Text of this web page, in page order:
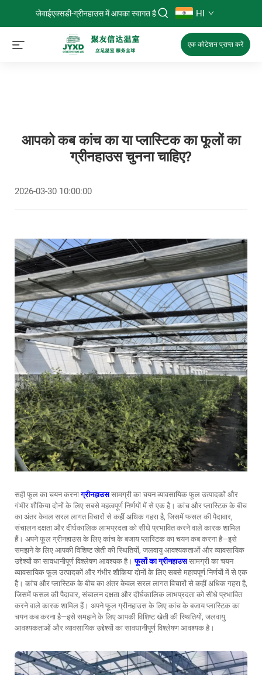
जेवाईएक्सडी-ग्रीनहाउस में आपका स्वागत है HI
एक कोटेशन प्राप्त करें
आपको कब कांच का या प्लास्टिक का फूलों का
ग्रीनहाउस चुनना चाहिए?
2026-03-30 10:00:00
सही फूल का चयन करनाग्रीनहाउससामग्री का चयन व्यावसायिक फूल उत्पादकों और
गंभीर शौकिया दोनों के लिए सबसे महत्वपूर्ण निर्णयों में से एक है। कांच और प्लास्टिक के बीच
का अंतर केवल सरल लागत विचारों से कहीं अधिक गहरा है, जिसमें फसल की पैदावार,
संचालन दक्षता और दीर्घकालिक लाभप्रदता को सीधे प्रभावित करने वाले कारक शामिल
हैं। अपने फूल ग्रीनहाउस के लिए कांच के बजाय प्लास्टिक का चयन कब करना है—इसे
समझने के लिए आपकी विशिष्ट खेती की स्थितियों, जलवायु आवश्यकताओं और व्यावसायिक
उद्देश्यों का सावधानीपूर्ण विश्लेषण आवश्यक है।फूलों का ग्रीनहाउससामग्री का चयन
व्यावसायिक फूल उत्पादकों और गंभीर शौकिया दोनों के लिए सबसे महत्वपूर्ण निर्णयों में से एक
है। कांच और प्लास्टिक के बीच का अंतर केवल सरल लागत विचारों से कहीं अधिक गहरा है,
जिसमें फसल की पैदावार, संचालन दक्षता और दीर्घकालिक लाभप्रदता को सीधे प्रभावित
करने वाले कारक शामिल हैं। अपने फूल ग्रीनहाउस के लिए कांच के बजाय प्लास्टिक का
चयन कब करना है—इसे समझने के लिए आपकी विशिष्ट खेती की स्थितियों, जलवायु
आवश्यकताओं और व्यावसायिक उद्देश्यों का सावधानीपूर्ण विश्लेषण आवश्यक है।